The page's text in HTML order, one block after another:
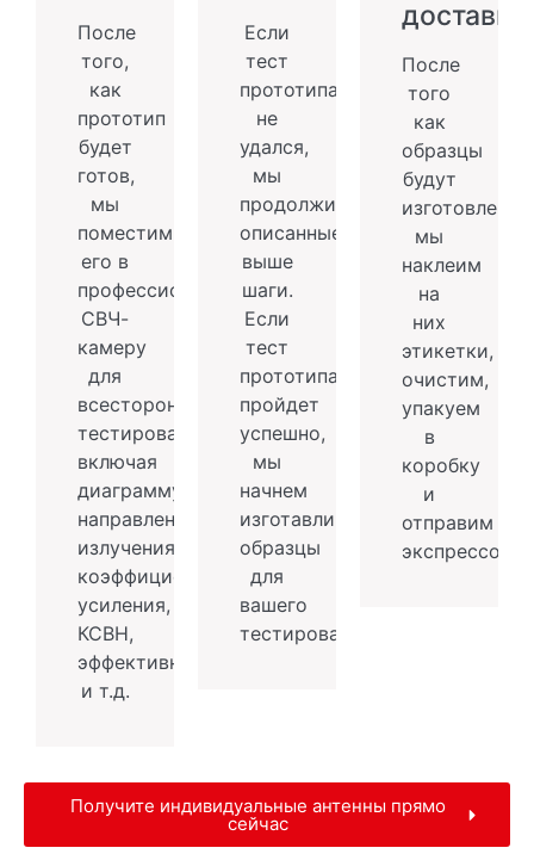
После
того,
как
прототип
будет
готов,
мы
поместим
его в
профессиональную
СВЧ-
камеру
для
всестороннего
тестирования,
включая
диаграмму
направленности
излучения,
коэффициент
усиления,
КСВН,
эффективность
и т.д.
Если
тест
прототипа
не
удался,
мы
продолжим
описанные
выше
шаги.
Если
тест
прототипа
пройдет
успешно,
мы
начнем
изготавливать
образцы
для
вашего
тестирования.
доставка
После
того
как
образцы
будут
изготовлены,
мы
наклеим
на
них
этикетки,
очистим,
упакуем
в
коробку
и
отправим
экспрессом.
Получите индивидуальные антенны прямо
сейчас